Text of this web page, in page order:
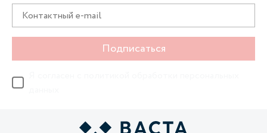
Подписаться